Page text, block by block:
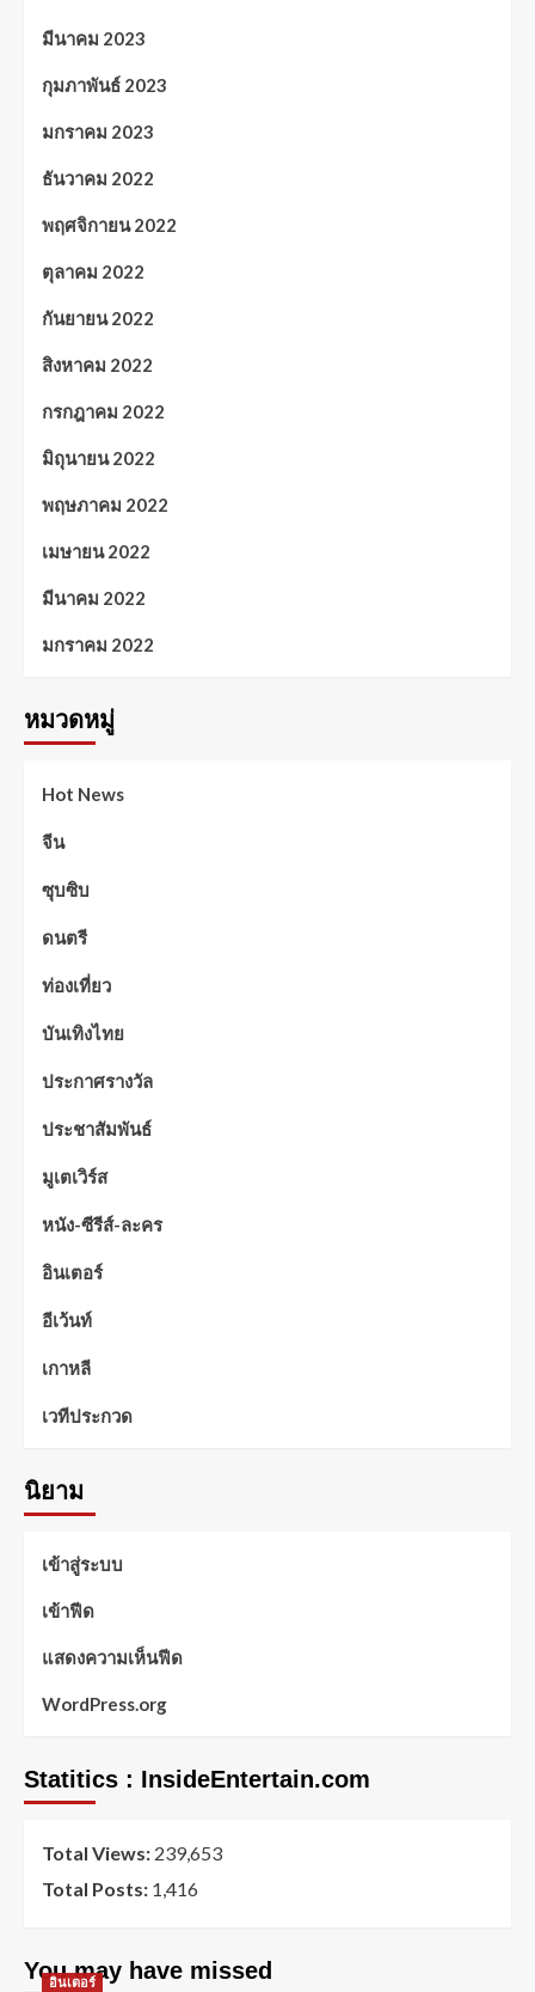
มีนาคม 2023
กุมภาพันธ์ 2023
มกราคม 2023
ธันวาคม 2022
พฤศจิกายน 2022
ตุลาคม 2022
กันยายน 2022
สิงหาคม 2022
กรกฎาคม 2022
มิถุนายน 2022
พฤษภาคม 2022
เมษายน 2022
มีนาคม 2022
มกราคม 2022
หมวดหมู่
Hot News
จีน
ซุบซิบ
ดนตรี
ท่องเที่ยว
บันเทิงไทย
ประกาศรางวัล
ประชาสัมพันธ์
มูเตเวิร์ส
หนัง-ซีรีส์-ละคร
อินเตอร์
อีเว้นท์
เกาหลี
เวทีประกวด
นิยาม
เข้าสู่ระบบ
เข้าฟีด
แสดงความเห็นฟีด
WordPress.org
Statitics : InsideEntertain.com
Total Views: 239,653
Total Posts: 1,416
You may have missed
อินเตอร์